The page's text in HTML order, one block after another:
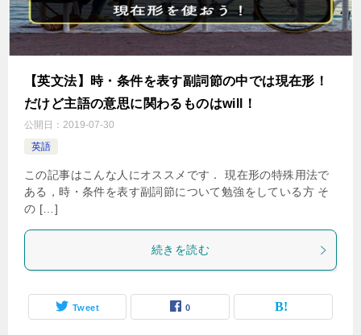
【英文法】時・条件を表す副詞節の中では現在形！
だけど主語の意思に関わるものはwill！
公開日： 2019-07-30
英語
この記事はこんな人にオススメです． 現在形の特殊用法で
ある，時・条件を表す副詞節について勉強をしている方 そ
の […]
続きを読む
Tweet 0